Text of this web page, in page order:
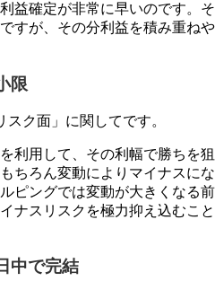
益確定が非常に早いのです。そ
すが、その分利益を積み重ねや
限
ク面」に関してです。
利用して、その利幅で勝ちを狙
ちろん変動によりマイナスにな
ピングでは変動が大きくなる前
ナスリスクを極力抑え込むこと
中で完結